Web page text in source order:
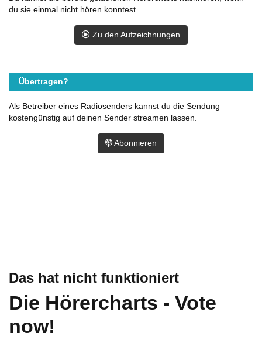
Das hat nicht funktioniert
Die Hörercharts - Vote
now!
du sie einmal nicht hören konntest.
Zu den Aufzeichnungen
Übertragen?
Als Betreiber eines Radiosenders kannst du die Sendung
kostengünstig auf deinen Sender streamen lassen.
Abonnieren